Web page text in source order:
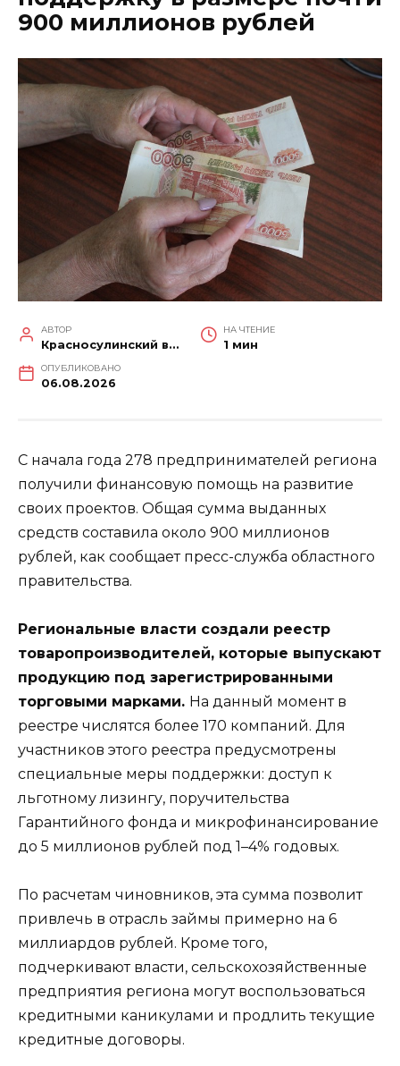
900 миллионов рублей
АВТОР
Красносулинский вестник
НА ЧТЕНИЕ
1 мин
ОПУБЛИКОВАНО
06.08.2026
С начала года 278 предпринимателей региона
получили финансовую помощь на развитие
своих проектов. Общая сумма выданных
средств составила около 900 миллионов
рублей, как сообщает пресс-служба областного
правительства.
Региональные власти создали реестр
товаропроизводителей, которые выпускают
продукцию под зарегистрированными
торговыми марками. На данный момент в
реестре числятся более 170 компаний. Для
участников этого реестра предусмотрены
специальные меры поддержки: доступ к
льготному лизингу, поручительства
Гарантийного фонда и микрофинансирование
до 5 миллионов рублей под 1–4% годовых.
По расчетам чиновников, эта сумма позволит
привлечь в отрасль займы примерно на 6
миллиардов рублей. Кроме того,
подчеркивают власти, сельскохозяйственные
предприятия региона могут воспользоваться
кредитными каникулами и продлить текущие
кредитные договоры.